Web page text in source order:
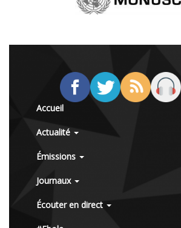
Accueil
Actualité
Émissions
Journaux
Écouter en direct